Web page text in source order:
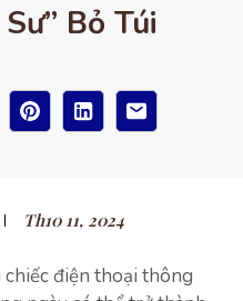
Bỏ Túi
Th10 11, 2024
điện thoại thông